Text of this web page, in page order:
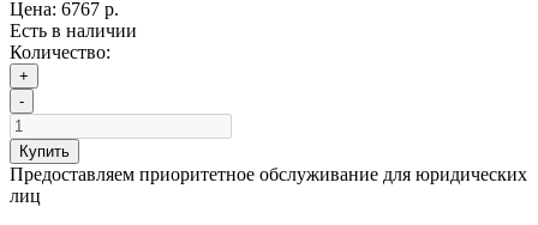
Цена: 6767 р.
Есть в наличии
Количество:
+
-
Купить
Предоставляем приоритетное обслуживание для юридических
лиц